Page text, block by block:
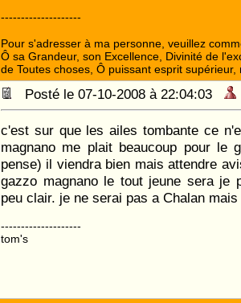
--------------------
Pour s'adresser à ma personne, veuillez
Ô sa Grandeur, son Excellence, Divinité de
de Toutes choses, Ô puissant esprit supérieur,
Posté le 07-10-2008 à 22:04:03
c'est sur que les ailes tombante ce
magnano me plait beaucoup pour le
pense) il viendra bien mais attendre
gazzo magnano le tout jeune sera je
peu clair. je ne serai pas a Chalan
--------------------
tom's